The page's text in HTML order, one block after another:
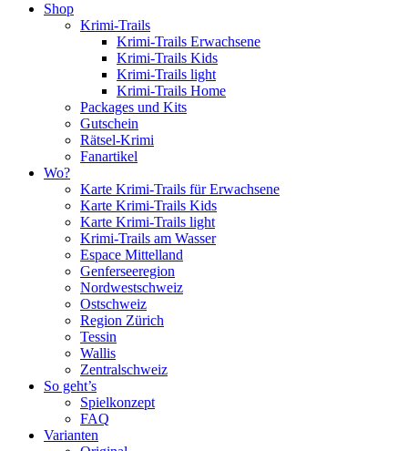
Shop
Krimi-Trails
Krimi-Trails Erwachsene
Krimi-Trails Kids
Krimi-Trails light
Krimi-Trails Home
Packages und Kits
Gutschein
Rätsel-Krimi
Fanartikel
Wo?
Karte Krimi-Trails für Erwachsene
Karte Krimi-Trails Kids
Karte Krimi-Trails light
Krimi-Trails am Wasser
Espace Mittelland
Genferseeregion
Nordwestschweiz
Ostschweiz
Region Zürich
Tessin
Wallis
Zentralschweiz
So geht’s
Spielkonzept
FAQ
Varianten